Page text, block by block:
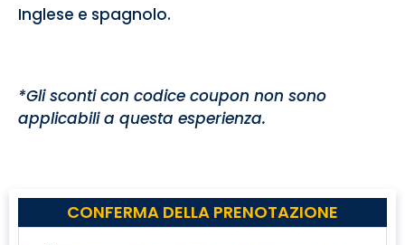
Inglese e spagnolo.
*Gli sconti con codice coupon non sono
applicabili a questa esperienza.
CONFERMA DELLA PRENOTAZIONE